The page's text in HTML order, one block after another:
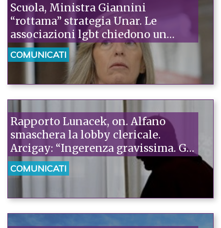
Scuola, Ministra Giannini
“rottama” strategia Unar. Le
associazioni lgbt chiedono un
incontro urgente
COMUNICATI
Rapporto Lunacek, on. Alfano
smaschera la lobby clericale.
Arcigay: “Ingerenza gravissima. Gli
europarlamentari rispediscano al
mittente le pressioni degli
COMUNICATI